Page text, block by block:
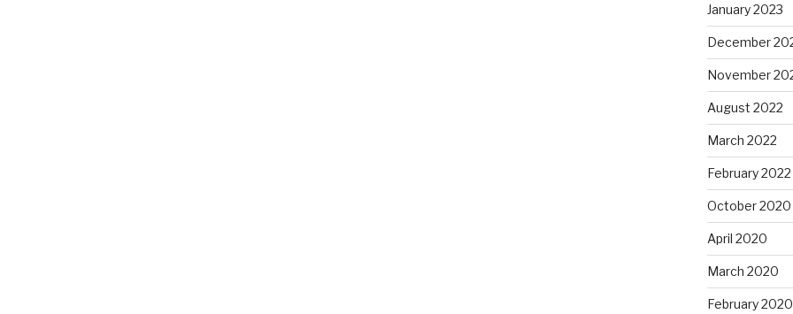
January 2023
December
November
August 2022
March 2022
February 2022
October 2020
April 2020
March 2020
February 2020